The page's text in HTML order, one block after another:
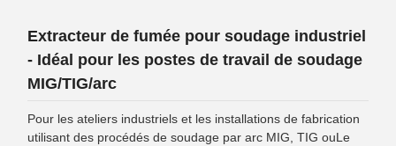
Extracteur de fumée pour soudage industriel
- Idéal pour les postes de travail de soudage
MIG/TIG/arc
Pour les ateliers industriels et les installations de fabrication
utilisant des procédés de soudage par arc MIG, TIG ouLe